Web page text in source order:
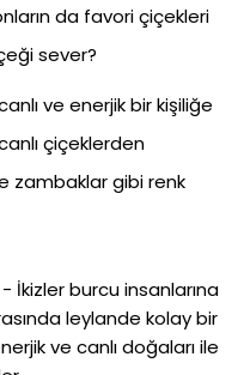
da favori çiçekleri
sever?
ve enerjik bir kişiliğe
çiçeklerden
zambaklar gibi renk
İkizler burcu insanlarına
leylande kolay bir
ve canlı doğaları ile